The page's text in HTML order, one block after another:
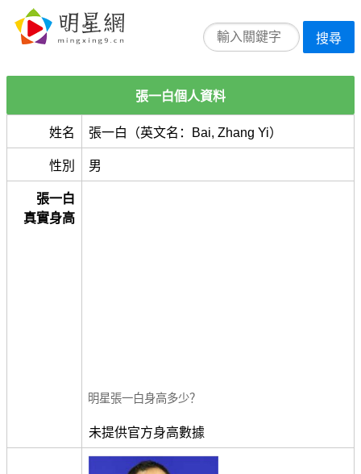
搜尋
張一白個人資料
姓名 張一白（英文名：Bai, Zhang Yi）
性別 男
張一白
真實身高
明星張一白身高多少？
未提供官方身高數據